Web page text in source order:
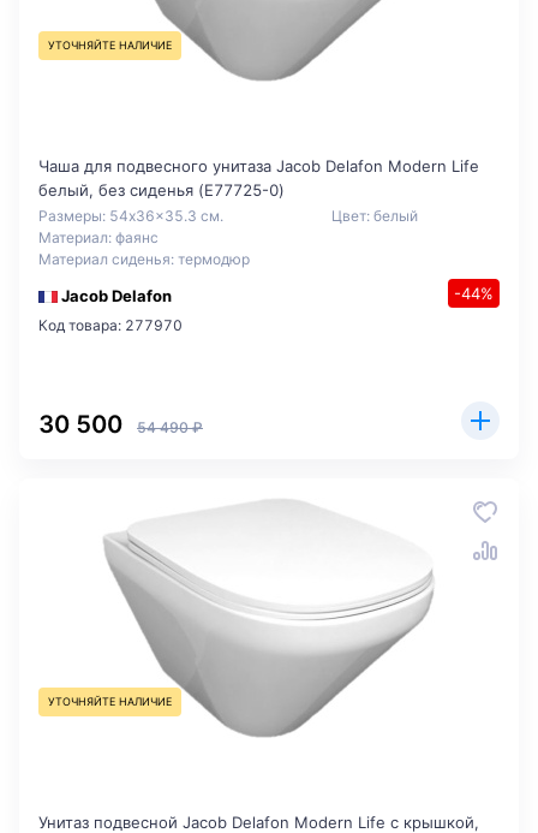
УТОЧНЯЙТЕ НАЛИЧИЕ
Чаша для подвесного унитаза Jacob Delafon Modern Life
белый, без сиденья (E77725-0)
Размеры: 54x36x35.3 см.
Материал: фаянс
Материал сиденья: термодюр
Цвет: белый
Jacob Delafon -44%
Код товара: 277970
30 500 54 490 ₽
УТОЧНЯЙТЕ НАЛИЧИЕ
Унитаз подвесной Jacob Delafon Modern Life с крышкой,